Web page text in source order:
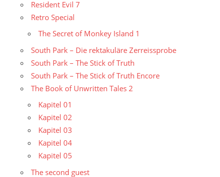
Resident Evil 7
Retro Special
The Secret of Monkey Island 1
South Park – Die rektakuläre Zerreissprobe
South Park – The Stick of Truth
South Park – The Stick of Truth Encore
The Book of Unwritten Tales 2
Kapitel 01
Kapitel 02
Kapitel 03
Kapitel 04
Kapitel 05
The second guest